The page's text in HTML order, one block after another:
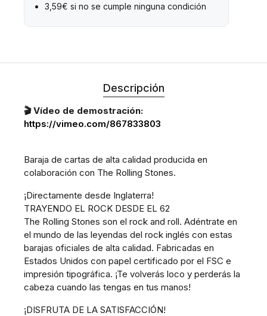
3,59€ si no se cumple ninguna condición
Descripción
🎬 Vídeo de demostración:
https://vimeo.com/867833803
Baraja de cartas de alta calidad producida en
colaboración con The Rolling Stones.
¡Directamente desde Inglaterra!
TRAYENDO EL ROCK DESDE EL 62
The Rolling Stones son el rock and roll. Adéntrate en
el mundo de las leyendas del rock inglés con estas
barajas oficiales de alta calidad. Fabricadas en
Estados Unidos con papel certificado por el FSC e
impresión tipográfica. ¡Te volverás loco y perderás la
cabeza cuando las tengas en tus manos!
¡DISFRUTA DE LA SATISFACCIÓN!